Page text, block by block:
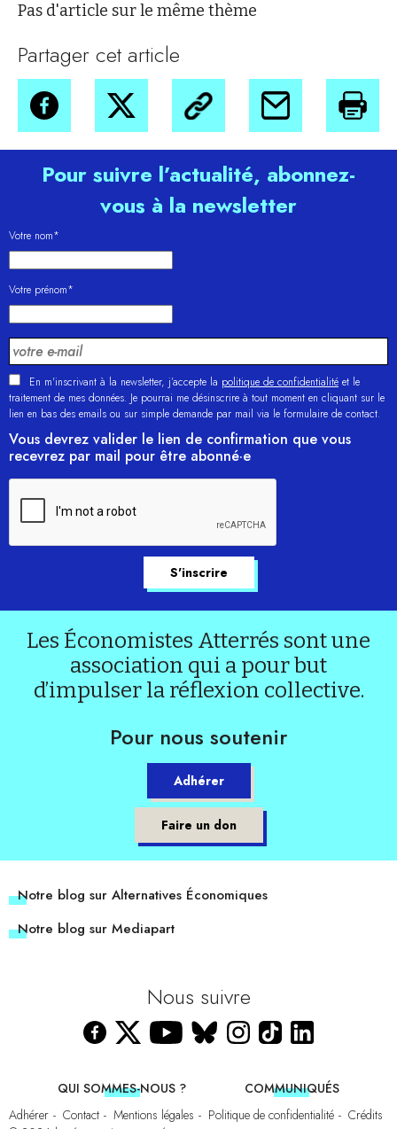
Pas d'article sur le même thème
Partager cet article
Pour suivre l’actualité, abonnez-
vous à la newsletter
Votre nom*
Votre prénom*
En m'inscrivant à la newsletter, j’accepte la politique de confidentialité et le
traitement de mes données. Je pourrai me désinscrire à tout moment en cliquant sur le
lien en bas des emails ou sur simple demande par mail via le formulaire de contact.
Vous devrez valider le lien de confirmation que vous
recevrez par mail pour être abonné·e
Les Économistes Atterrés sont une
association qui a pour but
d’impulser la réflexion collective.
Pour nous soutenir
Adhérer
Faire un don
Notre blog sur Alternatives Économiques
Notre blog sur Mediapart
Nous suivre
QUI SOMMES-NOUS ?
COMMUNIQUÉS
Adhérer
Contact Mentions légales Politique de confidentialité
Crédits